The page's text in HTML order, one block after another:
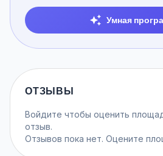
Умная
ОТЗЫВЫ
Войдите чтобы оценить
отзыв.
Отзывов пока нет. Оцените